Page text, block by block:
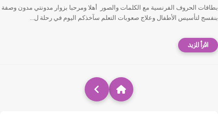
بطاقات الحروف الفرنسية مع الكلمات والصور أهلا ومرحبا بزوار مدونتي مدون وصفة
بنفسج لتأسيس الأطفال وعلاج صعوبات التعلم سآخذكم اليوم في رحلة ل...